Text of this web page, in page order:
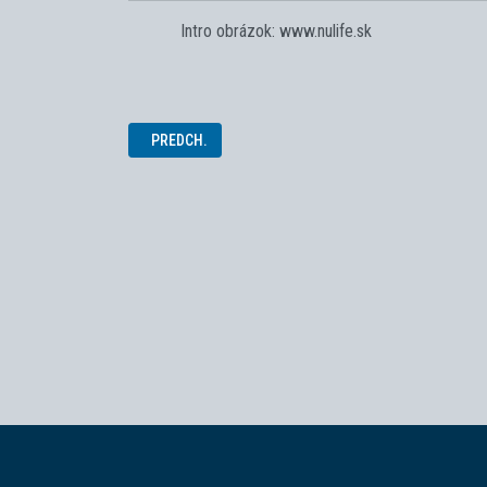
Intro obrázok: www.nulife.sk
PREDCHÁDZAJÚCI ČLÁNOK: VALENTÍN NA SOŠ
PREDCH.